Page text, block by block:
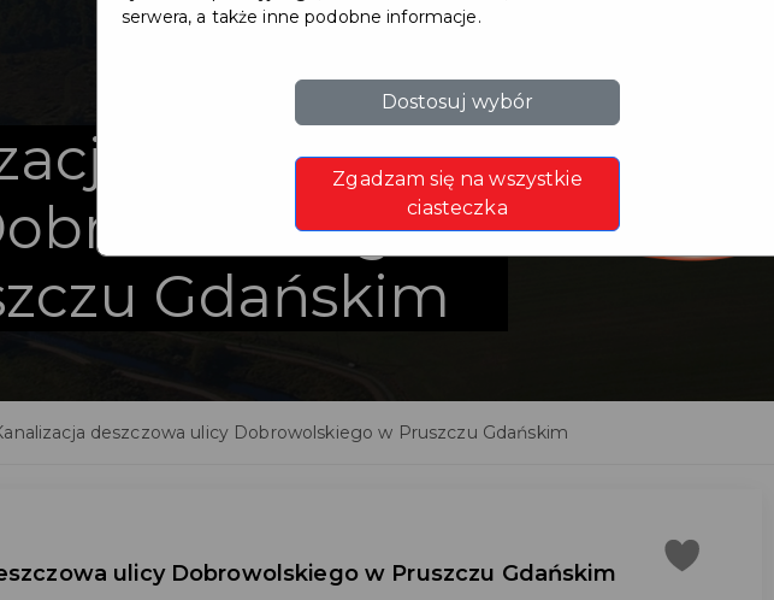
deszczowa
Gdańskim
deszczowa ulicy Dobrowolskiego w Pruszczu Gdańskim
ulicy Dobrowolskiego w Pruszczu Gdańskim
serwera, a także inne podobne informacje.
Dostosuj wybór
Zgadzam się na wszystkie
ciasteczka